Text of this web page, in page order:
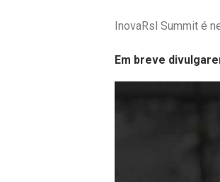
InovaRsl Summit é
Em breve